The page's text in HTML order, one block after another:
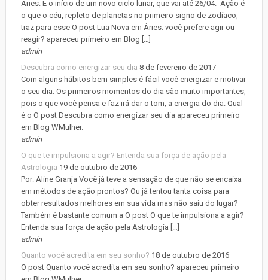
Áries. É o início de um novo ciclo lunar, que vai até 26/04. Ação é
o que o céu, repleto de planetas no primeiro signo de zodíaco,
traz para esse O post Lua Nova em Áries: você prefere agir ou
reagir? apareceu primeiro em Blog […]
admin
Descubra como energizar seu dia 8 de fevereiro de 2017
Com alguns hábitos bem simples é fácil você energizar e motivar
o seu dia. Os primeiros momentos do dia são muito importantes,
pois o que você pensa e faz irá dar o tom, a energia do dia. Qual
é o O post Descubra como energizar seu dia apareceu primeiro
em Blog WMulher.
admin
O que te impulsiona a agir? Entenda sua força de ação pela
Astrologia 19 de outubro de 2016
Por: Aline Granja Você já teve a sensação de que não se encaixa
em métodos de ação prontos? Ou já tentou tanta coisa para
obter resultados melhores em sua vida mas não saiu do lugar?
Também é bastante comum a O post O que te impulsiona a agir?
Entenda sua força de ação pela Astrologia […]
admin
Quanto você acredita em seu sonho? 18 de outubro de 2016
O post Quanto você acredita em seu sonho? apareceu primeiro